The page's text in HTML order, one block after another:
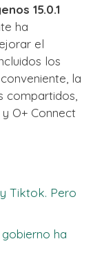
15.0.1
ha
el
los
la
compartidos,
O+ Connect
Tiktok. Pero
ha